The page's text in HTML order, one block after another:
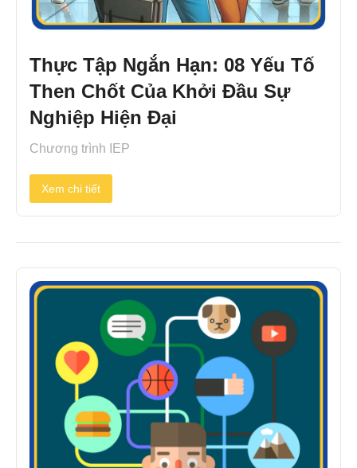
Thực Tập Ngắn Hạn: 08 Yếu Tố
Then Chốt Của Khởi Đầu Sự
Nghiệp Hiện Đại
Chương trình IEP
Xem chi tiết